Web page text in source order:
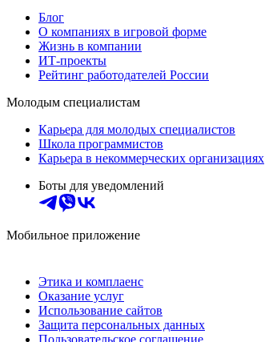
Блог
О компаниях в игровой форме
Жизнь в компании
ИТ-проекты
Рейтинг работодателей России
Молодым специалистам
Карьера для молодых специалистов
Школа программистов
Карьера в некоммерческих организациях
Боты для уведомлений
Мобильное приложение
Этика и комплаенс
Оказание услуг
Использование сайтов
Защита персональных данных